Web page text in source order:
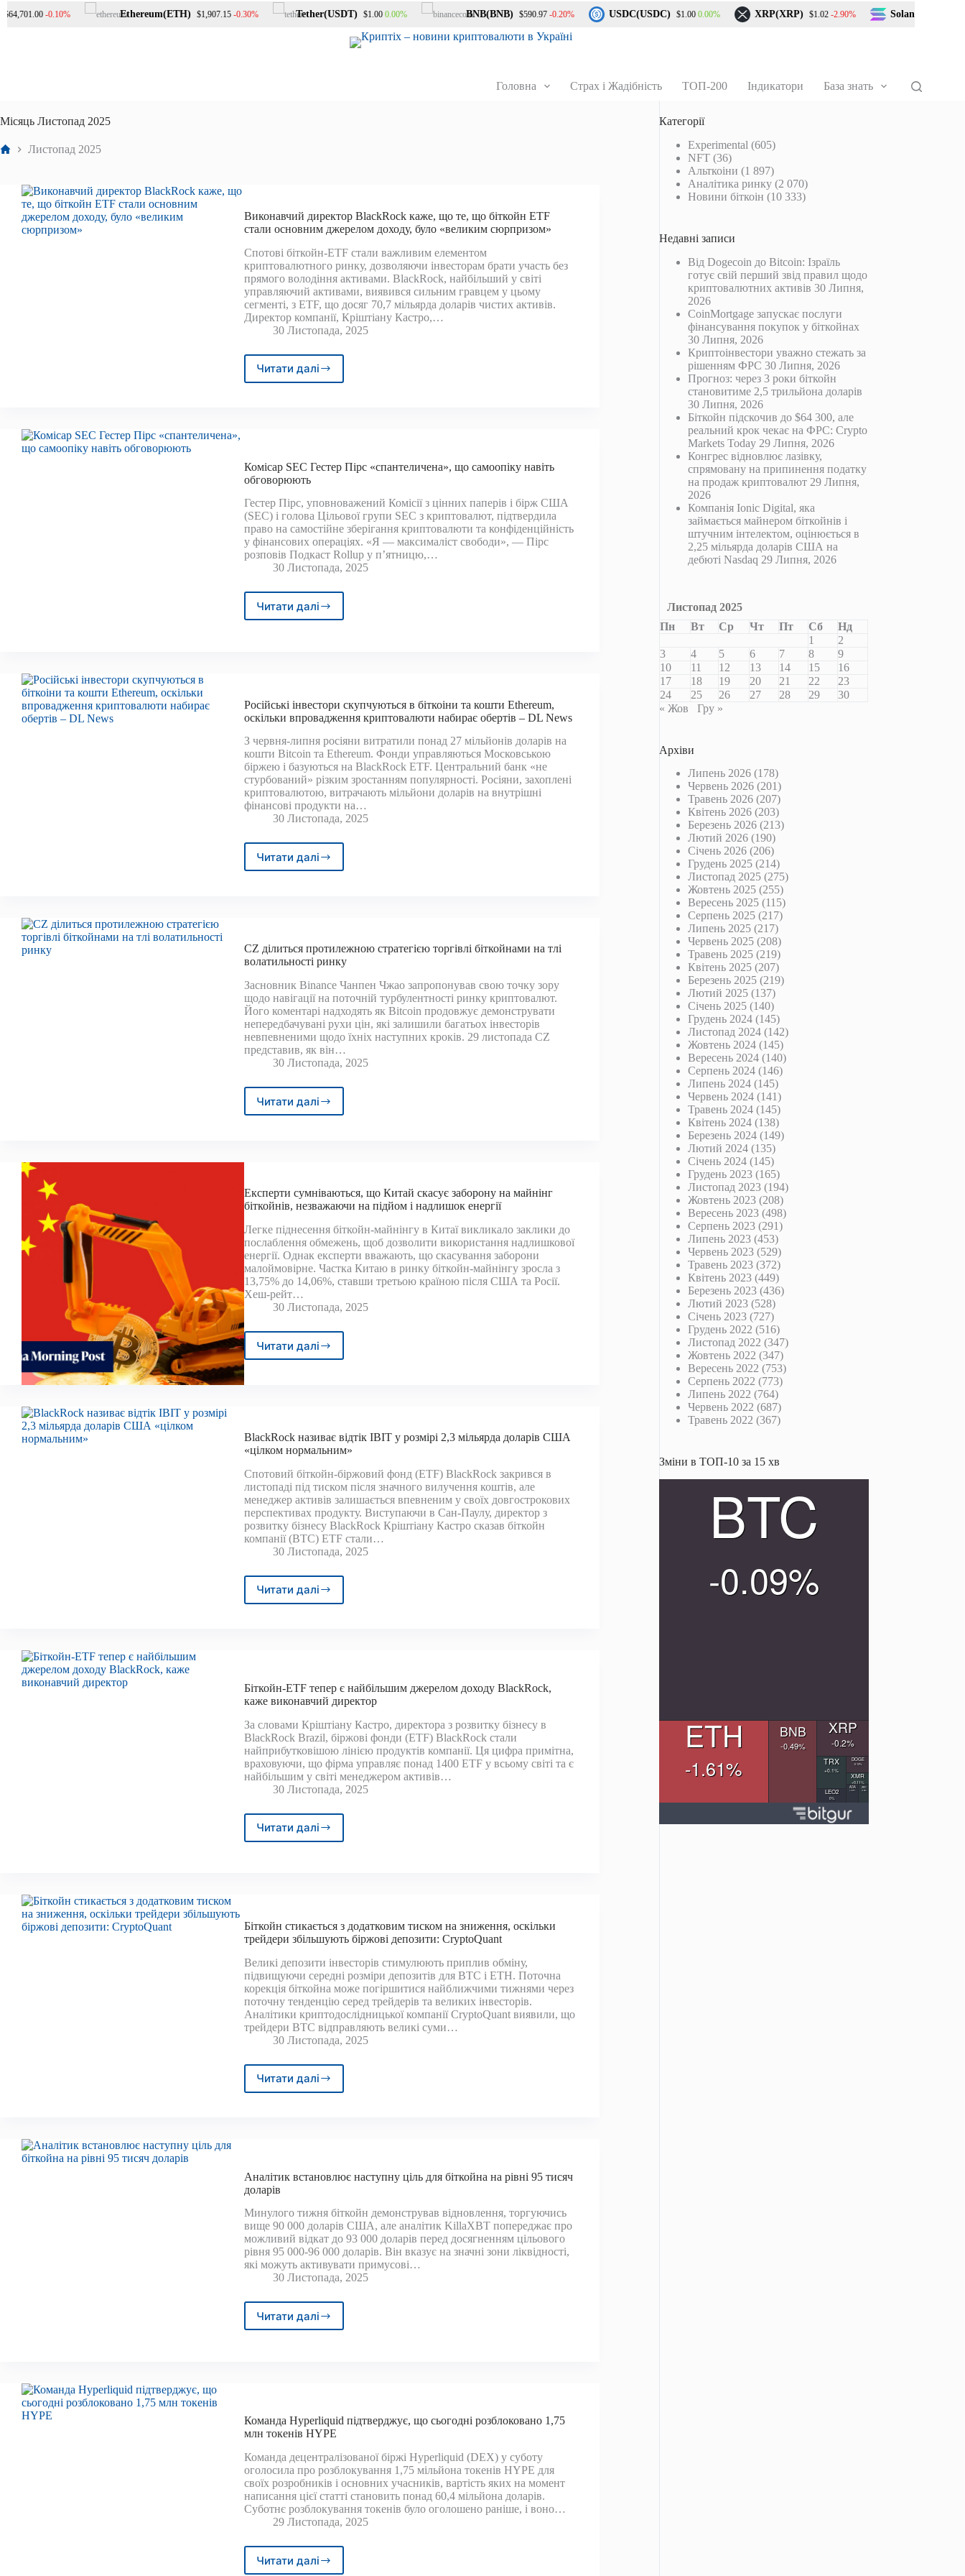
до
-0.10% Ethereum(ETH) $1,907.15 -0.30% Tether(USDT) $1.00 0.00% BNB(BNB) $590.97 -0.20% USDC(USDC) $1.00 0.00% XRP(XRP) $1.02 -2.90% Solana(SOL)
Головна Страх і Жадібність ТОП-200 Індикатори База знать
Місяць Листопад 2025
Головна
Листопад 2025
Виконавчий директор BlackRock каже, що те, що біткойн ETF
стали основним джерелом доходу, було «великим сюрпризом»
Спотові біткойн-ETF стали важливим елементом
криптовалютного ринку, дозволяючи інвесторам брати участь без
прямого володіння активами. BlackRock, найбільший у світі
управляючий активами, виявився сильним гравцем у цьому
сегменті, з ETF, що досяг 70,7 мільярда доларів чистих активів.
Директор компанії, Кріштіану Кастро,…
30 Листопада, 2025
Читати даліВиконавчий
директор
біткойн
ETF
основним
джерелом
доходу,
було
«великим
Комісар SEC Гестер Пірс «спантеличена», що самоопіку навіть
обговорюють
Гестер Пірс, уповноважений Комісії з цінних паперів і бірж США
(SEC) і голова Цільової групи SEC з криптовалют, підтвердила
право на самостійне зберігання криптовалюти та конфіденційність
у фінансових операціях. «Я — максималіст свободи», — Пірс
розповів Подкаст Rollup у п’ятницю,…
30 Листопада, 2025
Читати далі
Комісар
навіть
обговорюють
Російські інвестори скупчуються в біткоіни та кошти Ethereum,
оскільки впровадження криптовалюти набирає обертів – DL News
З червня-липня росіяни витратили понад 27 мільйонів доларів на
кошти Bitcoin та Ethereum. Фонди управляються Московською
біржею і базуються на BlackRock ETF. Центральний банк «не
стурбований» різким зростанням популярності. Росіяни, захоплені
криптовалютою, витрачають мільйони доларів на внутрішні
фінансові продукти на…
30 Листопада, 2025
Читати далі
Російські
кошти
Ethereum,
оскільки
впровадження
криптовалюти
набирає
обертів
–
DL
News
CZ ділиться протилежною стратегією торгівлі біткойнами на тлі
волатильності ринку
Засновник Binance Чанпен Чжао запропонував свою точку зору
щодо навігації на поточній турбулентності ринку криптовалют.
Його коментарі надходять як Bitcoin продовжує демонструвати
непередбачувані рухи цін, які залишили багатьох інвесторів
невпевненими щодо їхніх наступних кроків. 29 листопада CZ
представив, як він…
30 Листопада, 2025
Читати далі
CZ
на
тлі
ринку
Експерти сумніваються, що Китай скасує заборону на майнінг
біткойнів, незважаючи на підйом і надлишок енергії
Легке піднесення біткойн-майнінгу в Китаї викликало заклики до
послаблення обмежень, щоб дозволити використання надлишкової
енергії. Однак експерти вважають, що скасування заборони
малоймовірне. Частка Китаю в ринку біткойн-майнінгу зросла з
13,75% до 14,06%, ставши третьою країною після США та Росії.
Хеш-рейт…
30 Листопада, 2025
Читати далі
Експерти
на
майнінг
біткойнів,
незважаючи
на
підйом
і
надлишок
енергії
BlackRock називає відтік IBIT у розмірі 2,3 мільярда доларів США
«цілком нормальним»
Спотовий біткойн-біржовий фонд (ETF) BlackRock закрився в
листопаді під тиском після значного вилучення коштів, але
менеджер активів залишається впевненим у своїх довгострокових
перспективах продукту. Виступаючи в Сан-Паулу, директор з
розвитку бізнесу BlackRock Кріштіану Кастро сказав біткойн
компанії (BTC) ETF стали…
30 Листопада, 2025
Читати далі
BlackRock
мільярда
доларів
США
«цілком
нормальним»
Біткойн-ETF тепер є найбільшим джерелом доходу BlackRock,
каже виконавчий директор
За словами Кріштіану Кастро, директора з розвитку бізнесу в
BlackRock Brazil, біржові фонди (ETF) BlackRock стали
найприбутковішою лінією продуктів компанії. Ця цифра примітна,
враховуючи, що фірма управляє понад 1400 ETF у всьому світі та є
найбільшим у світі менеджером активів…
30 Листопада, 2025
Читати далі
Біткойн-
BlackRock,
каже
виконавчий
директор
Біткойн стикається з додатковим тиском на зниження, оскільки
трейдери збільшують біржові депозити: CryptoQuant
Великі депозити інвесторів стимулюють приплив обміну,
підвищуючи середні розміри депозитів для BTC і ETH. Поточна
корекція біткойна може погіршитися найближчими тижнями через
поточну тенденцію серед трейдерів та великих інвесторів.
Аналітики криптодослідницької компанії CryptoQuant виявили, що
трейдери BTC відправляють великі суми…
30 Листопада, 2025
Читати далі
Біткойн
стикається
оскільки
збільшують
біржові
депозити:
CryptoQuant
Аналітик встановлює наступну ціль для біткойна на рівні 95 тисяч
доларів
Минулого тижня біткойн демонстрував відновлення, торгуючись
вище 90 000 доларів США, але аналітик KillaXBT попереджає про
можливий відкат до 93 000 доларів перед досягненням цільового
рівня 95 000-96 000 доларів. Він вказує на значні зони ліквідності,
які можуть активувати примусові…
30 Листопада, 2025
Читати далі
Аналітик
рівні
95
доларів
Команда Hyperliquid підтверджує, що сьогодні розблоковано 1,75
млн токенів HYPE
Команда децентралізованої біржі Hyperliquid (DEX) у суботу
оголосила про розблокування 1,75 мільйона токенів HYPE для
своїх розробників і основних учасників, вартість яких на момент
написання цієї статті становить понад 60,4 мільйона доларів.
Суботнє розблокування токенів було оголошено раніше, і воно…
29 Листопада, 2025
Читати далі
Команда
Категорії
Experimental (605)
NFT (36)
Альткоіни (1 897)
Аналітика ринку (2 070)
Новини біткоін (10 333)
Недавні записи
Від Dogecoin до Bitcoin: Ізраїль
готує свій перший звід правил щодо
криптовалютних активів 30 Липня,
2026
CoinMortgage запускає послуги
фінансування покупок у біткойнах
30 Липня, 2026
Криптоінвестори уважно стежать за
рішенням ФРС 30 Липня, 2026
Прогноз: через 3 роки біткойн
становитиме 2,5 трильйона доларів
30 Липня, 2026
Біткойн підскочив до $64 300, але
реальний крок чекає на ФРС: Crypto
Markets Today 29 Липня, 2026
Конгрес відновлює лазівку,
спрямовану на припинення податку
на продаж криптовалют 29 Липня,
2026
Компанія Ionic Digital, яка
займається майнером біткойнів і
штучним інтелектом, оцінюється в
2,25 мільярда доларів США на
дебюті Nasdaq 29 Липня, 2026
Листопад 2025
Пн
Вт Ср Чт Пт Сб
Нд
1
2
3
4 5 6 7 8
9
10
11 12 13 14 15
16
17
18 19 20 21 22
23
24
25 26 27 28 29
30
« Жов
Гру »
Архіви
Липень 2026 (178)
Червень 2026 (201)
Травень 2026 (207)
Квітень 2026 (203)
Березень 2026 (213)
Лютий 2026 (190)
Січень 2026 (206)
Грудень 2025 (214)
Листопад 2025 (275)
Жовтень 2025 (255)
Вересень 2025 (115)
Серпень 2025 (217)
Липень 2025 (217)
Червень 2025 (208)
Травень 2025 (219)
Квітень 2025 (207)
Березень 2025 (219)
Лютий 2025 (137)
Січень 2025 (140)
Грудень 2024 (145)
Листопад 2024 (142)
Жовтень 2024 (145)
Вересень 2024 (140)
Серпень 2024 (146)
Липень 2024 (145)
Червень 2024 (141)
Травень 2024 (145)
Квітень 2024 (138)
Березень 2024 (149)
Лютий 2024 (135)
Січень 2024 (145)
Грудень 2023 (165)
Листопад 2023 (194)
Жовтень 2023 (208)
Вересень 2023 (498)
Серпень 2023 (291)
Липень 2023 (453)
Червень 2023 (529)
Травень 2023 (372)
Квітень 2023 (449)
Березень 2023 (436)
Лютий 2023 (528)
Січень 2023 (727)
Грудень 2022 (516)
Листопад 2022 (347)
Жовтень 2022 (347)
Вересень 2022 (753)
Серпень 2022 (773)
Липень 2022 (764)
Червень 2022 (687)
Травень 2022 (367)
Зміни в ТОП-10 за 15 хв